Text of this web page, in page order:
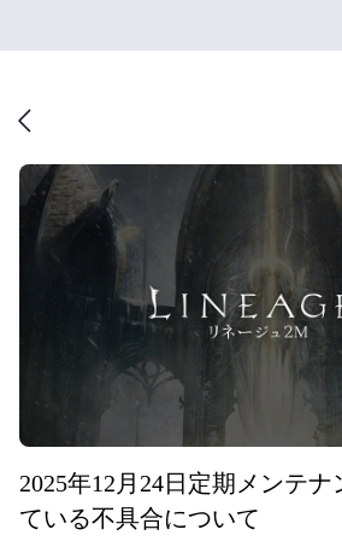
2025年12月24日定期メンテ
ている不具合について